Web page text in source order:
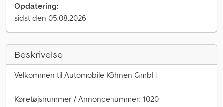
Opdatering:
sidst den 05.08.2026
Beskrivelse
Velkommen til Automobile Köhnen GmbH
Køretøjsnummer / Annoncenummer: 1020